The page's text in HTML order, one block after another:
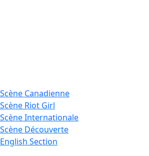
Scène Canadienne
Scène Riot Girl
ScèneInternationale
Scène Découverte
English Section